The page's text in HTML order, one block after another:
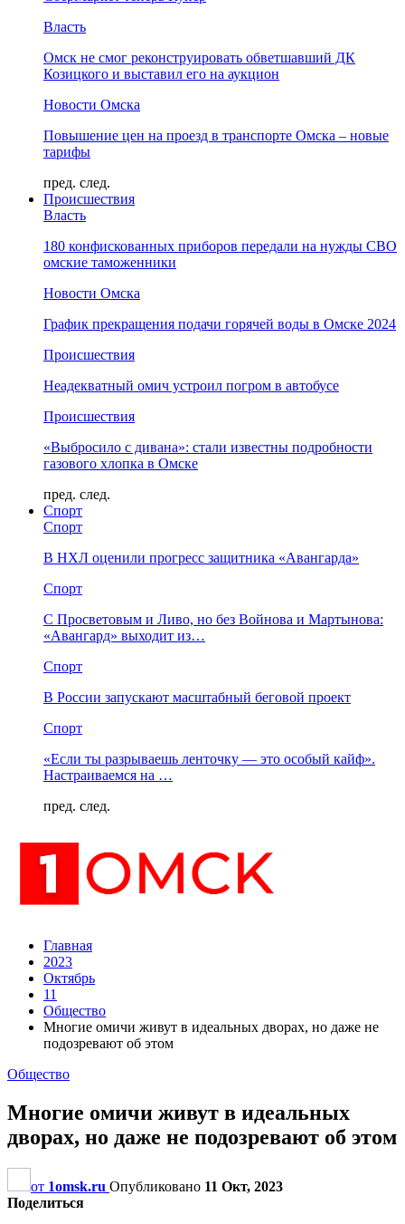
Власть
Омск не смог реконструировать обветшавший ДК
Козицкого и выставил его на аукцион
Новости Омска
Повышение цен на проезд в транспорте Омска – новые
тарифы
пред. след.
Происшествия
Власть
180 конфискованных приборов передали на нужды СВО
омские таможенники
Новости Омска
График прекращения подачи горячей воды в Омске 2024
Происшествия
Неадекватный омич устроил погром в автобусе
Происшествия
«Выбросило с дивана»: стали известны подробности
газового хлопка в Омске
пред. след.
Спорт
Спорт
В НХЛ оценили прогресс защитника «Авангарда»
Спорт
С Просветовым и Ливо, но без Войнова и Мартынова:
«Авангард» выходит из…
Спорт
В России запускают масштабный беговой проект
Спорт
«Если ты разрываешь ленточку — это особый кайф».
Настраиваемся на …
пред. след.
Главная
2023
Октябрь
11
Общество
Многие омичи живут в идеальных дворах, но даже не
подозревают об этом
Общество
Многие омичи живут в идеальных
дворах, но даже не подозревают об этом
от 1omsk.ru Опубликовано 11 Окт, 2023
Поделиться